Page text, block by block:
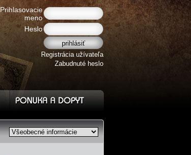
Prihlasovacie
meno
Heslo
Registrácia užívateľa
Zabudnuté heslo